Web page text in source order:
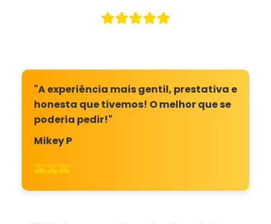
"A experiência mais gentil, prestativa e
honesta que tivemos! O melhor que se
poderia pedir!"
Mikey P
🚕🚕🚕